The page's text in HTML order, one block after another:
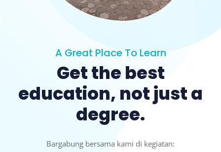
A Great Place To Learn
Get the best
education, not just a
degree.
Bargabung bersama kami di kegiatan: